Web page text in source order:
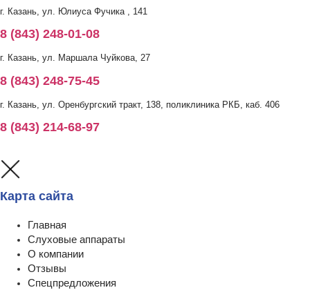
г. Казань, ул. Юлиуса Фучика , 141
8 (843) 248-01-08
г. Казань, ул. Маршала Чуйкова, 27
8 (843) 248-75-45
г. Казань, ул. Оренбургский тракт, 138, поликлиника РКБ, каб. 406
8 (843) 214-68-97
Карта сайта
Главная
Слуховые аппараты
О компании
Отзывы
Спецпредложения